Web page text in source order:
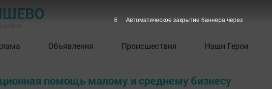
Объявления Происшествия Наши Герои
помощь малому и среднему бизнесу
6 Автоматическое закрытие баннера через